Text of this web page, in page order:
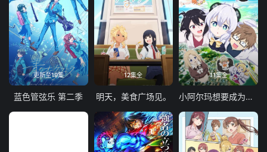
更新至19集
蓝色管弦乐 第二季
12集全
明天，美食广场见。
11集全
小阿尔玛想要成为家人